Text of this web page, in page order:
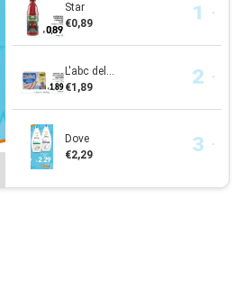
Star
€0,89
L'abc del...
€1,89
Dove
€2,29